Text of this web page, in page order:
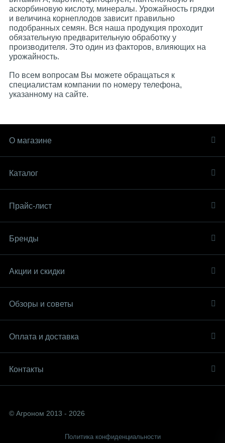
аскорбиновую кислоту, минералы. Урожайность грядки
и величина корнеплодов зависит правильно
подобранных семян. Вся наша продукция проходит
обязательную предварительную обработку у
производителя. Это один из факторов, влияющих на
урожайность.
По всем вопросам Вы можете обращаться к
специалистам компании по номеру телефона,
указанному на сайте.
О магазине
Каталог
Прайс-лист
Бренды
Акции и скидки
Обзоры и советы
Оплата и доставка
Контакты
© Агроном 2013 - 2026
Политика конфиденциальности